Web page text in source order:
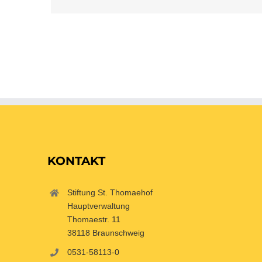
KONTAKT
Stiftung St. Thomaehof
Hauptverwaltung
Thomaestr. 11
38118 Braunschweig
0531-58113-0